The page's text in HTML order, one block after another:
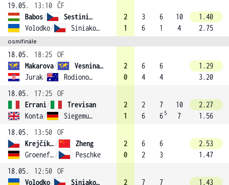
19.05.
13:10 ČF
Babos/
Sestini Hlaváčková (4)
Volodko/ Siniaková
2
1
3
6
6
1
10
4
1.40
2.75
osmifinále
18.05. 18:25 OF
Makarova/
Vesnina (1)
Jurak/ Rodionova
2
0
6
4
6
4
1.29
3.20
18.05.
17:25 OF
Errani/
Trevisan
Konta/ Siegemund
2
1
2
6
7
6 5
10
7
2.27
1.56
18.05.
13:50 OF
Krejčíková /
Zheng
Groenefeld / Peschke
2
0
6
2
6
3
2.53
1.47
18.05.
12:50 OF
Volodko/
Siniaková
2
7
7
1.43